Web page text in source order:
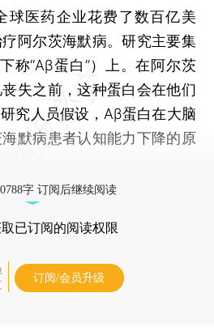
医药企业花费了数百亿美
阿尔茨海默病。研究主要集
称“Aβ蛋白”）上。在阿尔茨
失之前，这种蛋白会在他们
究人员假设，Aβ蛋白在大脑
默病患者认知能力下降的原
字 订阅后继续阅读
取已订阅的阅读权限
订阅/会员升级